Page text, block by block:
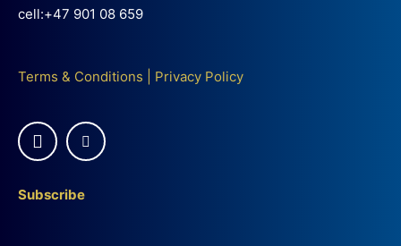
cell:+47 901 08 659
Terms & Conditions Privacy Policy
Subscribe